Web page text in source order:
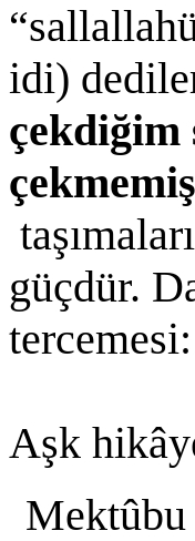
idi)
çekdiğim
güçdür.
tercemesi:
Aşk